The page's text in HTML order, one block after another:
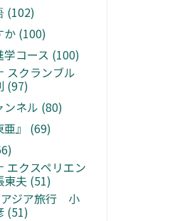
(102)
か (100)
学コース (100)
スクランブル
(97)
ンネル (80)
亜』 (69)
エクスペリエン
夫 (51)
ジア旅行 小
(51)